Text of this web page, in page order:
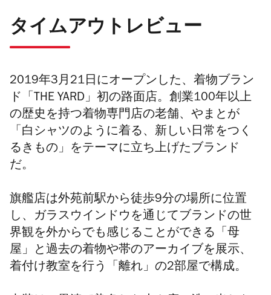
タイムアウトレビュー
2019年3月21日にオープンした、 着物ブラン
ド「THE YARD」初の路面店。創業100年以上
の歴史を持つ着物専門店の老舗、やまとが
「白シャツのように着る、新しい日常をつく
るきもの」をテーマに立ち上げたブランド
だ。
旗艦店は外苑前駅から徒歩9分の場所に位置
し、ガラスウインドウを通じてブランドの世
界観を外からでも感じることができる「母
屋」と過去の着物や帯のアーカイブを展示、
着付け教室を行う「離れ」の2部屋で構成。